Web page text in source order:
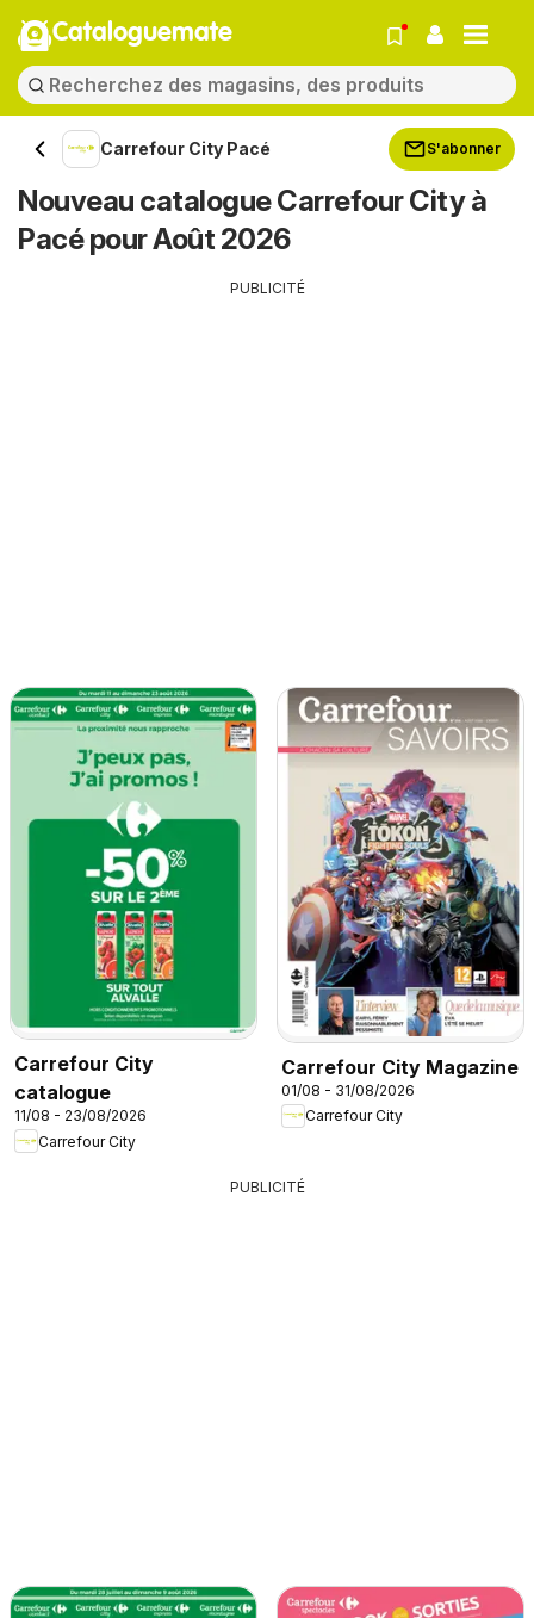
Cataloguemate
Carrefour City Pacé S'abonner
Nouveau catalogue Carrefour City à
Pacé pour Août 2026
PUBLICITÉ
Carrefour City
catalogue
11/08 - 23/08/2026
Carrefour City
Carrefour City Magazine
01/08 - 31/08/2026
Carrefour City
PUBLICITÉ